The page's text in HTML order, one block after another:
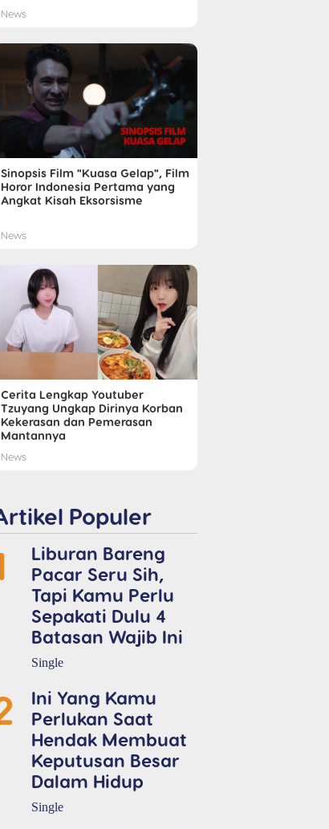
News
Sinopsis Film "Kuasa Gelap", Film
Horor Indonesia Pertama yang
Angkat Kisah Eksorsisme
News
Cerita Lengkap Youtuber
Tzuyang Ungkap Dirinya Korban
Kekerasan dan Pemerasan
Mantannya
News
Populer
Liburan Bareng
Pacar Seru Sih,
Tapi Kamu Perlu
Sepakati Dulu 4
Batasan Wajib Ini
Single
Ini Yang Kamu
Perlukan Saat
Hendak Membuat
Keputusan Besar
Dalam Hidup
Single